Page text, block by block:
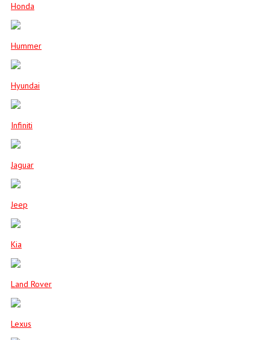
Honda
Hummer
Hyundai
Infiniti
Jaguar
Jeep
Kia
Land Rover
Lexus